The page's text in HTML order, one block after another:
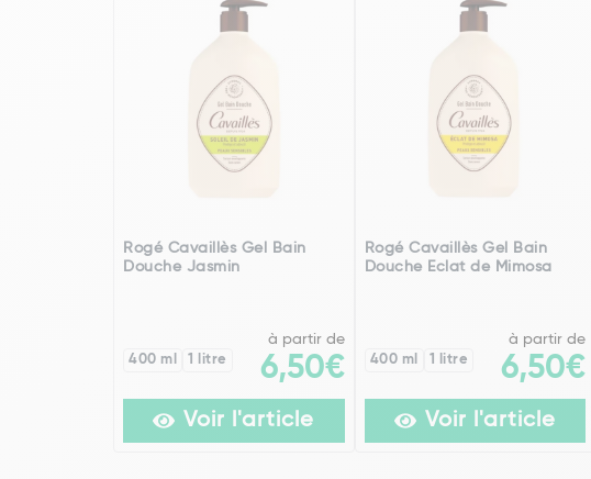
Rogé Cavaillès Gel Bain
Douche Jasmin
400 ml 1 litre
à partir de
6,50€
Voir l'article
Rogé Cavaillès Gel Bain
Douche Eclat de Mimosa
400 ml 1 litre
à partir de
6,50€
Voir l'article